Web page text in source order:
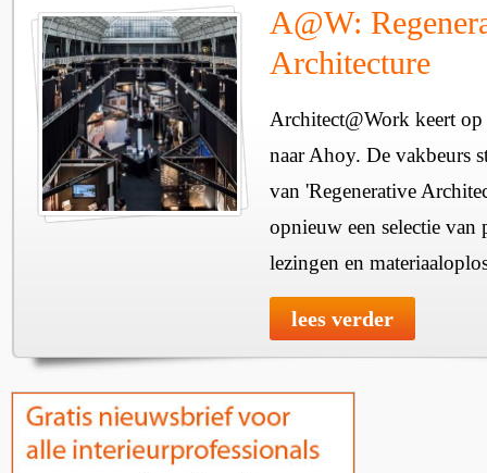
A@W:
Architecture
Architect@Work keert
naar Ahoy. De vakbeurs
van 'Regenerative
opnieuw een selectie van
lezingen en
lees verder